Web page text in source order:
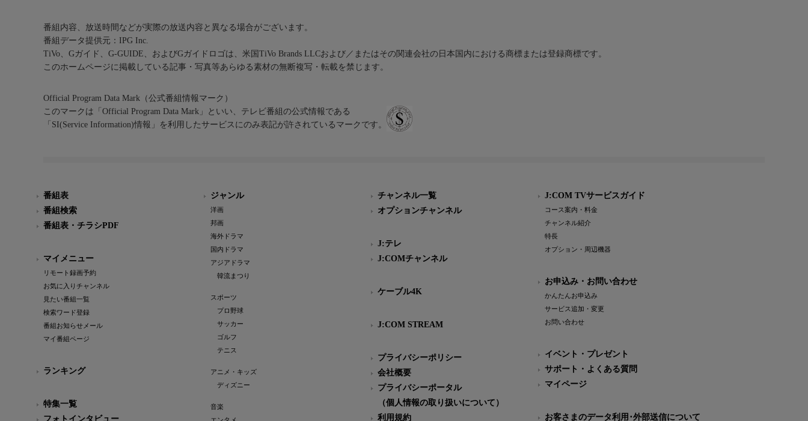
番組内容、放送時間などが実際の放送内容と異なる場合がございます。
番組データ提供元：IPG Inc.
TiVo、Gガイド、G-GUIDE、およびGガイドロゴは、米国TiVo Brands LLCおよび／またはその関連会社の日本国内における商標または登録商標です。
このホームページに掲載している記事・写真等あらゆる素材の無断複写・転載を禁じます。
Official Program Data Mark（公式番組情報マーク）
このマークは「Official Program Data Mark」といい、テレビ番組の公式情報である
「SI(Service Information)情報」を利用したサービスにのみ表記が許されているマークです。
番組表
番組検索
番組表・チラシPDF
マイメニュー
リモート録画予約
お気に入りチャンネル
見たい番組一覧
検索ワード登録
番組お知らせメール
マイ番組ページ
ランキング
特集一覧
フォトインタビュー
ジャンル
洋画
邦画
海外ドラマ
国内ドラマ
アジアドラマ
韓流まつり
スポーツ
プロ野球
サッカー
ゴルフ
テニス
アニメ・キッズ
ディズニー
音楽
エンタメ
チャンネル一覧
オプションチャンネル
J:テレ
J:COMチャンネル
ケーブル4K
J:COM STREAM
プライバシーポリシー
会社概要
プライバシーポータル
（個人情報の取り扱いについて）
利用規約
J:COM TVサービスガイド
コース案内・料金
チャンネル紹介
特長
オプション・周辺機器
お申込み・お問い合わせ
かんたんお申込み
サービス追加・変更
お問い合わせ
イベント・プレゼント
サポート・よくある質問
マイページ
お客さまのデータ利用･外部送信について